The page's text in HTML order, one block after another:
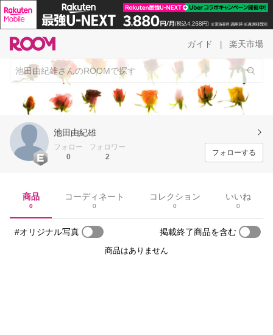
ガイド 楽天市場
池田由紀雄
フォロー
0
フォロワー
2
フォローする
商品
0
コーディネート
0
コレクション
0
いいね
0
#オリジナル写真 掲載終了商品を含む
商品はありません